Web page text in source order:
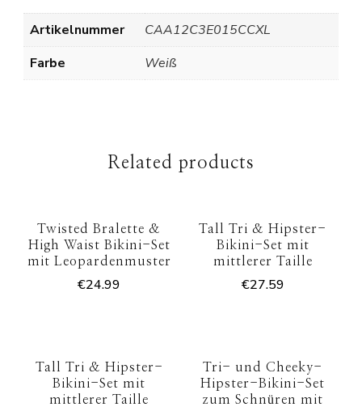
Artikelnummer
CAA12C3E015CCXL
Farbe
Weiß
Related products
Twisted Bralette &
High Waist Bikini-Set
mit Leopardenmuster
€24.99
Tall Tri & Hipster-
Bikini-Set mit
mittlerer Taille
€27.59
Tall Tri & Hipster-
Bikini-Set mit
mittlerer Taille
Tri- und Cheeky-
Hipster-Bikini-Set
zum Schnüren mit